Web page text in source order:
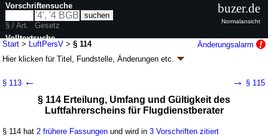
Start > LuftPersV >§ 114
Änderungsalarm
Hier klicken fürTitel, Fundstelle, Änderungen etc.
(LuftPersV)
neugefasst durch B. v. 13.02.1984BGBl. I S. 265 ; zuletzt geändert durch
V. v. 07.12.2021BGBl. I S. 5190
16 weitere Fassungen | wird in 67 Vorschriften zitiert
§ 113 ← → § 115
§ 114 Erteilung, Umfang und Gültigkeit des
Luftfahrerscheins für Flugdienstberater
§ 114 hat 2 frühere Fassungen und wird in3 Vorschriften zitiert
Vorschriftensuche
§ / Art.
Gesetz
Volltextsuche
nur in LuftPersV
buzer.de
Normalansicht